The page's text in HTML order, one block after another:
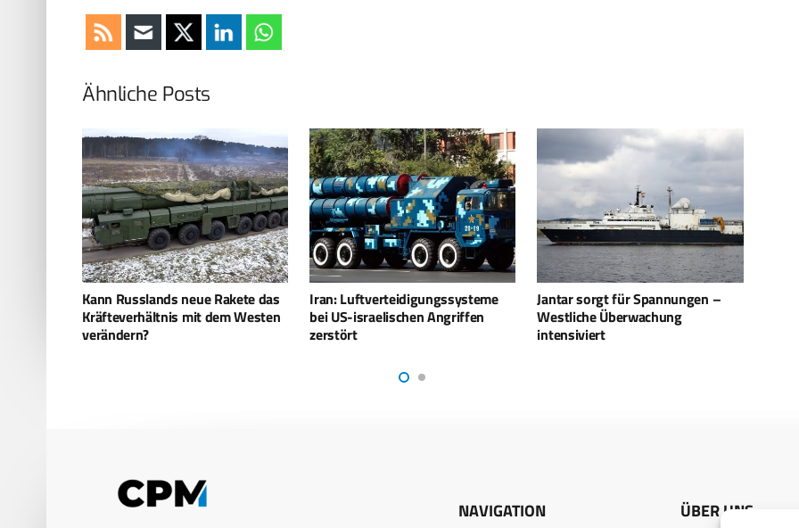
Ähnliche Posts
Iran: Luftverteidigungssysteme
bei US-israelischen Angriffen
zerstört
Jantar sorgt für Spannungen –
Westliche Überwachung
intensiviert
Die Türken hätten die 3 russischen
Jets abgeschossen
NAVIGATION ÜBER UNS